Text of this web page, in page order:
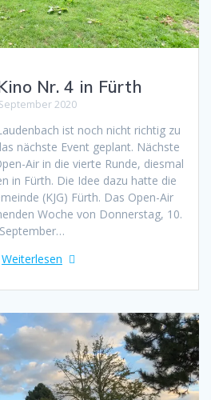
Nr. 4 in Fürth
2020
ist noch nicht richtig zu
nächste Event geplant. Nächste
Air in die vierte Runde, diesmal
in Fürth. Die Idee dazu hatte die
(KJG) Fürth. Das Open-Air
Woche von Donnerstag, 10.
September…
Weiterlesen